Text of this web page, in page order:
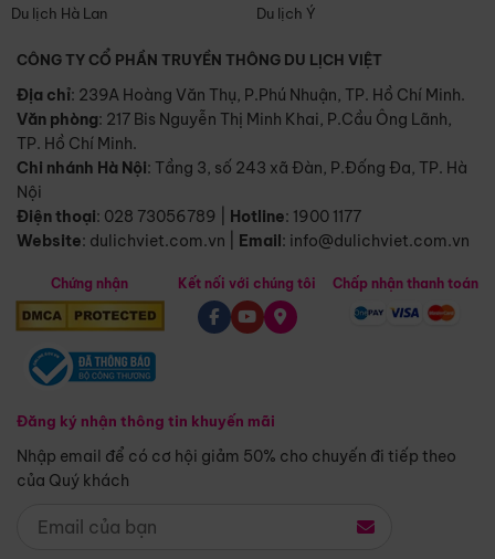
Du lịch Hà Lan
Du lịch Ý
CÔNG TY CỔ PHẦN TRUYỀN THÔNG DU LỊCH VIỆT
Địa chỉ: 239A Hoàng Văn Thụ, P.Phú Nhuận, TP. Hồ Chí Minh.
Văn phòng: 217 Bis Nguyễn Thị Minh Khai, P.Cầu Ông Lãnh,
TP. Hồ Chí Minh.
Chi nhánh Hà Nội: Tầng 3, số 243 xã Đàn, P.Đống Đa, TP. Hà
Nội
Điện thoại: 028 73056789 Hotline: 1900 1177
Website: dulichviet.com.vn Email: info@dulichviet.com.vn
Chứng nhận
Đăng ký nhận thông tin khuyến mãi
Nhập email để có cơ hội giảm 50% cho chuyến đi tiếp theo
của Quý khách
Kết nối với chúng tôi Chấp nhận thanh toán